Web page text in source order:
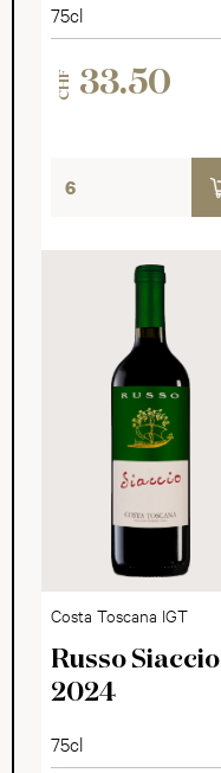
75cl
CHF 33.50
Costa Toscana IGT
Russo Siaccio
2024
75cl